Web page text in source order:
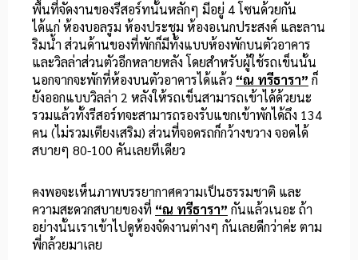
พื้นที่จัดงานของรีสอร์ทนั้นหลักๆ มีอยู่ 4 โซนด้วยกัน
ได้แก่ ห้องบอลรูม ห้องประชุม ห้องอเนกประสงค์ และลาน
ริมน้ำ ส่วนด้านของที่พักก็มีทั้งแบบห้องพักบนตัวอาคาร
และวิลล่าส่วนตัวอีกหลายหลัง โดยสำหรับผู้ใช้รถเข็นนั้น
นอกจากจะพักที่ห้องบนตัวอาคารได้แล้ว “ณ ทรีธารา” ก็
ยังออกแบบวิลล่า 2 หลังให้รถเข็นสามารถเข้าได้ด้วยนะ
รวมแล้วทั้งรีสอร์ทจะสามารถรองรับแขกเข้าพักได้ถึง 134
คน (ไม่รวมเตียงเสริม) ส่วนที่จอดรถก็กว้างขวาง จอดได้
สบายๆ 80-100 คันเลยทีเดียว
คงพอจะเห็นภาพบรรยากาศความเป็นธรรมชาติ และ
ความสะดวกสบายของที่ “ณ ทรีธารา” กันแล้วเนอะ ถ้า
อย่างนั้นเราเข้าไปดูห้องจัดงานต่างๆ กันเลยดีกว่าค่ะ ตาม
พี่กล้วยมาเลย